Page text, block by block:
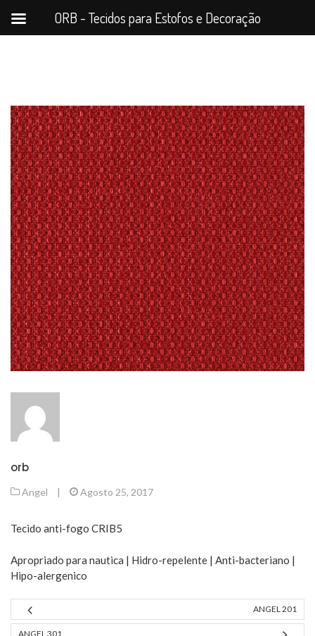
orb
Angel | Agosto 25, 2017
Tecido anti-fogo CRIB5
Apropriado para nautica | Hidro-repelente | Anti-bacteriano |
Hipo-alergenico
ANGEL 201
ANGEL 301
ORB - Tecidos para Estofos e Decoração